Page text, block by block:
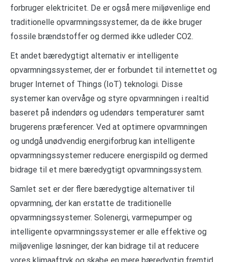
forbruger elektricitet. De er også mere miljøvenlige end
traditionelle opvarmningssystemer, da de ikke bruger
fossile brændstoffer og dermed ikke udleder CO2.
Et andet bæredygtigt alternativ er intelligente
opvarmningssystemer, der er forbundet til internettet og
bruger Internet of Things (IoT) teknologi. Disse
systemer kan overvåge og styre opvarmningen i realtid
baseret på indendørs og udendørs temperaturer samt
brugerens præferencer. Ved at optimere opvarmningen
og undgå unødvendig energiforbrug kan intelligente
opvarmningssystemer reducere energispild og dermed
bidrage til et mere bæredygtigt opvarmningssystem.
Samlet set er der flere bæredygtige alternativer til
opvarmning, der kan erstatte de traditionelle
opvarmningssystemer. Solenergi, varmepumper og
intelligente opvarmningssystemer er alle effektive og
miljøvenlige løsninger, der kan bidrage til at reducere